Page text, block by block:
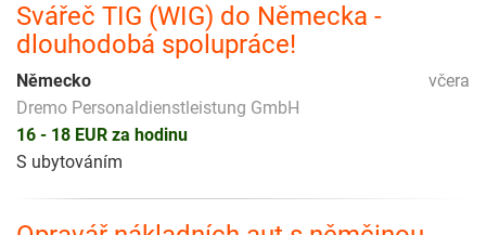
Svářeč TIG (WIG) do Německa -
dlouhodobá spolupráce!
včera
Německo
Dremo Personaldienstleistung GmbH
16 - 18 EUR za hodinu
S ubytováním